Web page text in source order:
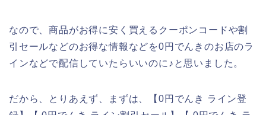
なので、商品がお得に安く買えるクーポンコードや割
引セールなどのお得な情報などを0円でんきのお店のラ
インなどで配信していたらいいのに♪と思いました。
だから、とりあえず、まずは、【0円でんき ライン登